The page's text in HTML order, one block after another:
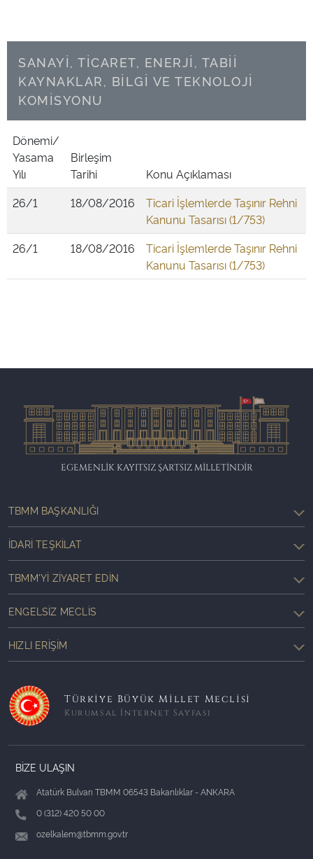
SANAYİ, TİCARET, ENERJİ, TABİİ
KAYNAKLAR, BİLGİ VE TEKNOLOJİ
KOMİSYONU
Dönemi/
Yasama
Yılı
Birleşim
Tarihi
Konu Açıklaması
26/1
18/08/2016
Ticari İşlemlerde Taşınır Rehni
Kanunu Tasarısı (1/753)
26/1
18/08/2016
Ticari İşlemlerde Taşınır Rehni
Kanunu Tasarısı (1/753)
EGEMENLİK KAYITSIZ ŞARTSIZ MİLLETİNDİR
TBMM BAŞKANLIĞI
İDARI TEŞKILAT
TBMM'YI ZIYARET EDIN
ENGELSIZ MECLIS
HIZLI ERIŞIM
Türkiye Büyük Millet Meclisi
Kurumsal İnternet Sayfası
BİZE ULAŞIN
Atatürk Bulvarı TBMM 06543 Bakanlıklar - ANKARA
0 (312) 420 50 00
ozelkalem@tbmm.gov.tr